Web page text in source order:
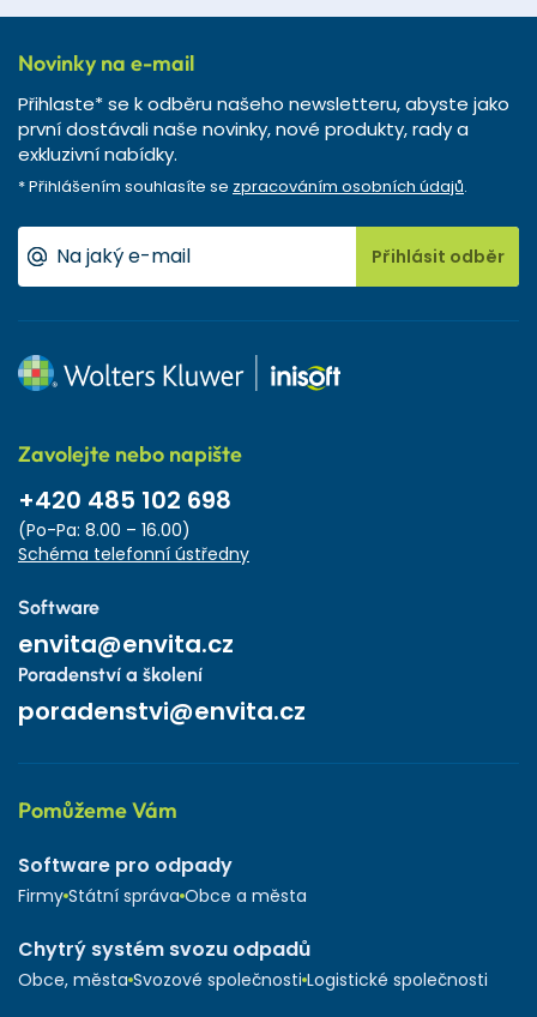
Novinky na e-mail
Přihlaste* se k odběru našeho newsletteru, abyste jako
první dostávali naše novinky, nové produkty, rady a
exkluzivní nabídky.
* Přihlášením souhlasíte se zpracováním osobních údajů.
Přihlásit odběr
Zavolejte nebo napište
+420 485 102 698
(Po-Pa: 8.00 – 16.00)
Schéma telefonní ústředny
Software
envita@envita.cz
Poradenství a školení
poradenstvi@envita.cz
Pomůžeme Vám
Software pro odpady
Firmy Státní správa Obce a města
Chytrý systém svozu odpadů
Obce, města Svozové společnosti Logistické společnosti